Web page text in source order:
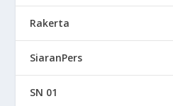
Rakerta
SiaranPers
SN 01